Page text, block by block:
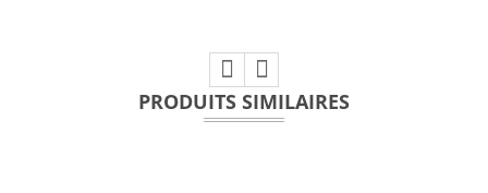
PRODUITS SIMILAIRES